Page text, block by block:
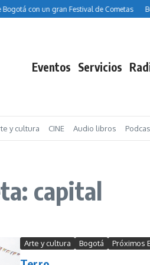
con un gran Festival de Cometas
Eventos Servicios
y cultura CINE Audio libros
capital
Arte y cultura Bogotá Próximos